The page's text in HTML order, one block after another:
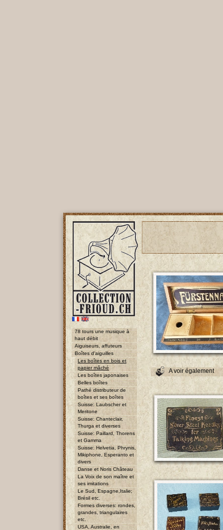
78 tours une musique à
haut débit
Aiguiseurs, affuteurs
Boîtes d'aiguilles
Les boîtes en bois et
papier mâché
Les boîtes japonaises
Belles boîtes
Pathé distributeur de
boîtes et ses boîtes
Suisse: Laubscher et
Meritone
Suisse: Chanteclair,
Thurga et diverses
Suisse: Paillard, Thorens
et Gamma
Suisse: Helvetia, Phrynis,
Mikiphone, Esperanto et
divers
Danse et Noris Château
La Voix de son maître et
ses imitations
Le Sud, Espagne,Italie;
Brésil etc.
Formes diverses: rondes,
grandes, triangulaires
etc.
USA, Australie, en
A voir également